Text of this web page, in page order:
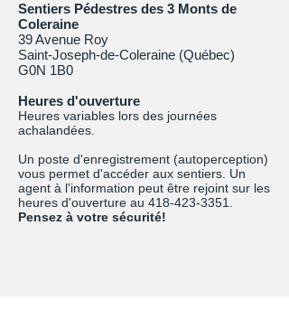
Sentiers Pédestres des 3 Monts de
Coleraine
39 Avenue Roy
Saint-Joseph-de-Coleraine (Québec)
G0N 1B0
Heures d'ouverture
Heures variables lors des journées
achalandées.
Un poste d'enregistrement (autoperception)
vous permet d'accéder aux sentiers. Un
agent à l'information peut être rejoint sur les
heures d'ouverture au 418-423-3351
Pensez à votre sécurité!